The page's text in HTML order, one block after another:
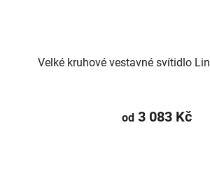
Velké kruhové vestavné svítidlo
od 3 083 Kč